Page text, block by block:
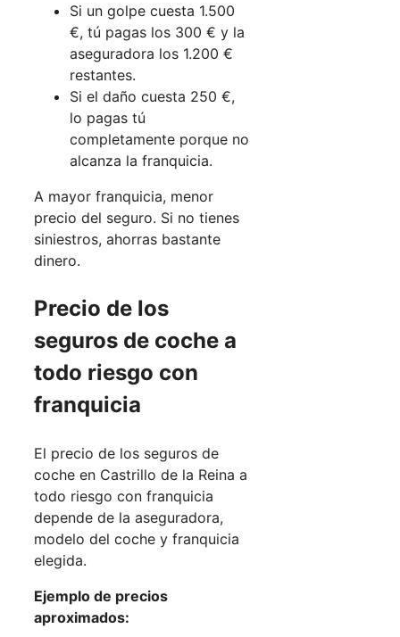
Si un golpe cuesta 1.500
€, tú pagas los 300 € y la
aseguradora los 1.200 €
restantes.
Si el daño cuesta 250 €,
lo pagas tú
completamente porque no
alcanza la franquicia.
A mayor franquicia, menor
precio del seguro. Si no tienes
siniestros, ahorras bastante
dinero.
Precio de los
seguros de coche a
todo riesgo con
franquicia
El precio de los seguros de
coche en Castrillo de la Reina a
todo riesgo con franquicia
depende de la aseguradora,
modelo del coche y franquicia
elegida.
Ejemplo de precios
aproximados: